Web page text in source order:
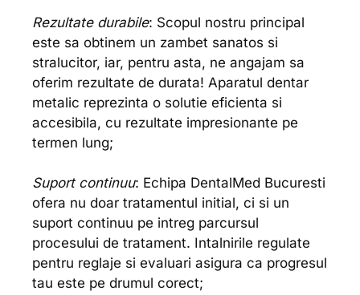
Rezultate durabile: Scopul nostru principal
este sa obtinem un zambet sanatos si
stralucitor, iar, pentru asta, ne angajam sa
oferim rezultate de durata! Aparatul dentar
metalic reprezinta o solutie eficienta si
accesibila, cu rezultate impresionante pe
termen lung;
Suport continuu: Echipa DentalMed Bucuresti
ofera nu doar tratamentul initial, ci si un
suport continuu pe intreg parcursul
procesului de tratament. Intalnirile regulate
pentru reglaje si evaluari asigura ca progresul
tau este pe drumul corect;